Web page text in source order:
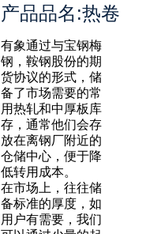
产品品名:热卷
有象通过与宝钢梅
钢，鞍钢股份的期
货协议的形式，储
备了市场需要的常
用热轧和中厚板库
存，通常他们会存
放在离钢厂附近的
仓储中心，便于降
低转用成本。
在市场上，往往储
备标准的厚度，如
用户有需要，我们